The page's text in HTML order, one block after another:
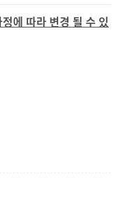
에 따라 변경 될 수 있